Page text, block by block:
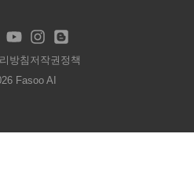
방침 저작권정책
Fasoo AI